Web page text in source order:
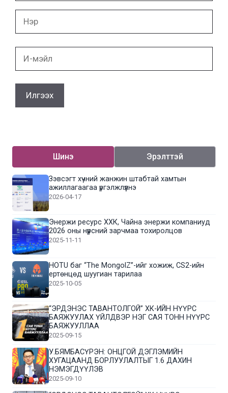
мэйл
Шинэ Эрэлттэй
Зэвсэгт хүчний жанжин штабтай хамтын
ажиллагаагаа үргэлжлүүлнэ
2026-04-17
Энержи ресурс ХХК, Чайна энержи компаниуд
2026 оны нүүрсний зарчмаа тохиролцов
2025-11-11
HOTU баг “The MongolZ”-ийг хожиж, CS2-ийн
ертөнцөд шуугиан тарилаа
2025-10-05
“ЭРДЭНЭС ТАВАНТОЛГОЙ” ХК-ИЙН НҮҮРС
БАЯЖУУЛАХ ҮЙЛДВЭР НЭГ САЯ ТОНН НҮҮРС
БАЯЖУУЛЛАА
2025-09-15
У.БЯМБАСҮРЭН: ОНЦГОЙ ДЭГЛЭМИЙН
ХУГАЦААНД БОРЛУУЛАЛТЫГ 1.6 ДАХИН
НЭМЭГДҮҮЛЭВ
2025-09-10